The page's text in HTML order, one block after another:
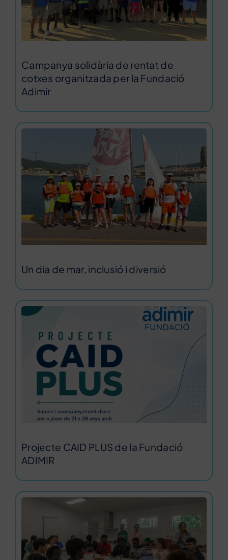
Campanya solidària de rentat de
cotxes organitzada per la Fundació
Adimir
Un dia de mar, inclusió i diversió
Projecte CAID PLUS de la Fundació
ADIMIR